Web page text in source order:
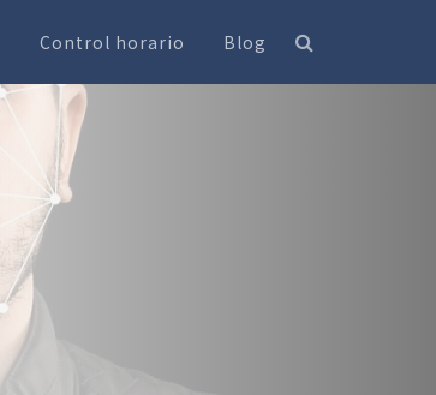
Control horario Blog